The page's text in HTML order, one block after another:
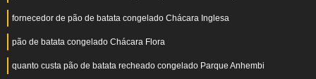
fornecedor de pão de batata congelado Chácara Inglesa
pão de batata congelado Chácara Flora
quanto custa pão de batata recheado congelado Parque Anhembi